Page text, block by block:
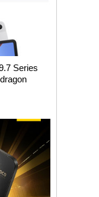
Series